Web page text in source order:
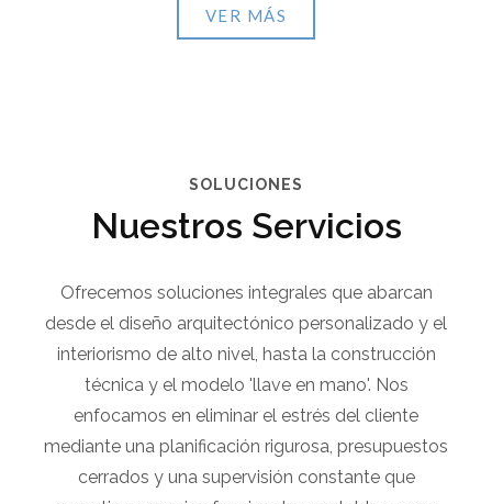
VER MÁS
SOLUCIONES
Nuestros Servicios
Ofrecemos soluciones integrales que abarcan
desde el diseño arquitectónico personalizado y el
interiorismo de alto nivel, hasta la construcción
técnica y el modelo 'llave en mano'. Nos
enfocamos en eliminar el estrés del cliente
mediante una planificación rigurosa, presupuestos
cerrados y una supervisión constante que